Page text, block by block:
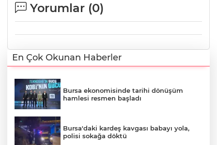
Yorumlar (0)
En Çok Okunan Haberler
Bursa ekonomisinde tarihi dönüşüm
hamlesi resmen başladı
Bursa'daki kardeş kavgası babayı yola,
polisi sokağa döktü